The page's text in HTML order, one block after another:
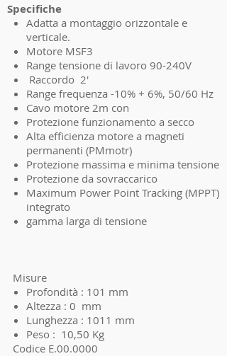
Specifiche
Adatta a montaggio orizzontale e
verticale.
Motore MSF3
Range tensione di lavoro 90-240V
Raccordo 2'
Range frequenza -10% + 6%, 50/60 Hz
Cavo motore 2m con
Protezione funzionamento a secco
Alta efficienza motore a magneti
permanenti (PMmotr)
Protezione massima e minima tensione
Protezione da sovraccarico
Maximum Power Point Tracking (MPPT)
integrato
gamma larga di tensione
Misure
Profondità : 101 mm
Altezza : 0 mm
Lunghezza : 1011 mm
Peso : 10,50 Kg
Codice E.00.0000